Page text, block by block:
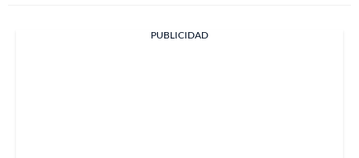
PUBLICIDAD